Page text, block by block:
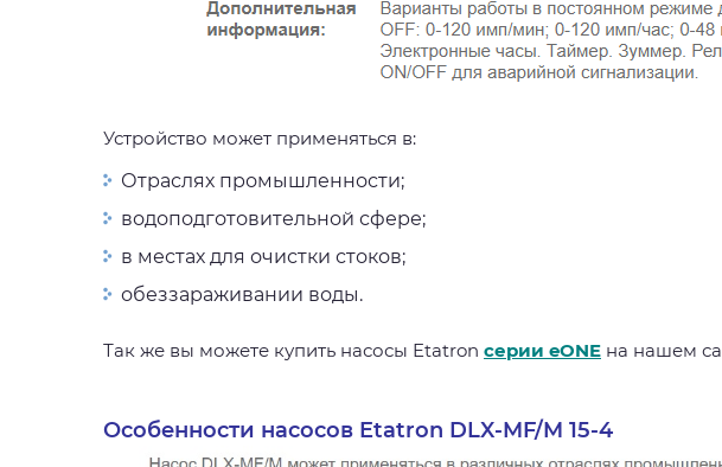
Устройство может применяться в:
Отраслях промышленности;
водоподготовительной сфере;
в местах для очистки стоков;
обеззараживании воды.
Так же вы можете купить насосы Etatron серии eONE на нашем
Особенности насосов Etatron DLX-MF/M 15-4